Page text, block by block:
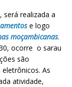
será realizada a
e logo
moçambicanas.
ocorre o sarau
são
As
atividade,